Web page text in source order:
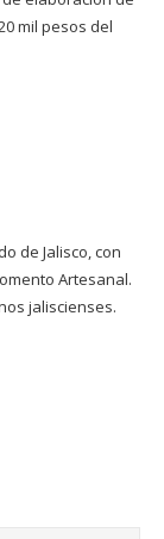
mil pesos del
de Jalisco, con
Artesanal.
jaliscienses.